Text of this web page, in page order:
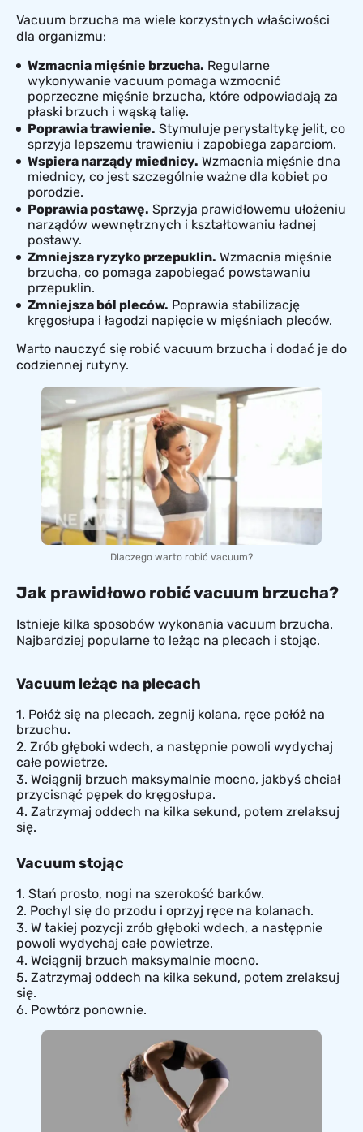
Vacuum brzucha ma wiele korzystnych właściwości
dla organizmu:
Wzmacnia mięśnie brzucha. Regularne
wykonywanie vacuum pomaga wzmocnić
poprzeczne mięśnie brzucha, które odpowiadają za
płaski brzuch i wąską talię.
Poprawia trawienie. Stymuluje perystaltykę jelit, co
sprzyja lepszemu trawieniu i zapobiega zaparciom.
Wspiera narządy miednicy. Wzmacnia mięśnie dna
miednicy, co jest szczególnie ważne dla kobiet po
porodzie.
Poprawia postawę. Sprzyja prawidłowemu ułożeniu
narządów wewnętrznych i kształtowaniu ładnej
postawy.
Zmniejsza ryzyko przepuklin. Wzmacnia mięśnie
brzucha, co pomaga zapobiegać powstawaniu
przepuklin.
Zmniejsza ból pleców. Poprawia stabilizację
kręgosłupa i łagodzi napięcie w mięśniach pleców.
Warto nauczyć się robić vacuum brzucha i dodać je do
codziennej rutyny.
Dlaczego warto robić vacuum?
Jak prawidłowo robić vacuum brzucha?
Istnieje kilka sposobów wykonania vacuum brzucha.
Najbardziej popularne to leżąc na plecach i stojąc.
Vacuum leżąc na plecach
Połóż się na plecach, zegnij kolana, ręce połóż na
brzuchu.
Zrób głęboki wdech, a następnie powoli wydychaj
całe powietrze.
Wciągnij brzuch maksymalnie mocno, jakbyś chciał
przycisnąć pępek do kręgosłupa.
Zatrzymaj oddech na kilka sekund, potem zrelaksuj
się.
Vacuum stojąc
Stań prosto, nogi na szerokość barków.
Pochyl się do przodu i oprzyj ręce na kolanach.
W takiej pozycji zrób głęboki wdech, a następnie
powoli wydychaj całe powietrze.
Wciągnij brzuch maksymalnie mocno.
Zatrzymaj oddech na kilka sekund, potem zrelaksuj
się.
Powtórz ponownie.